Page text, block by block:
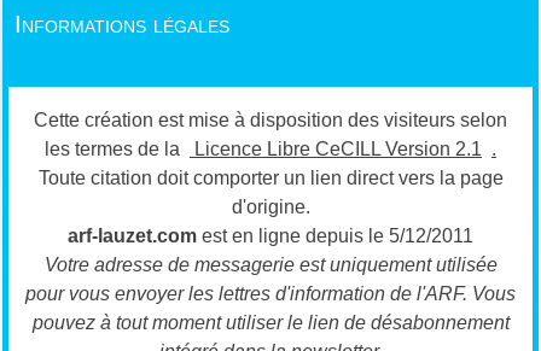
Informations légales
Cette création est mise à disposition des visiteurs selon
les termes de la
Licence Libre CeCILL Version 2.1 .
Toute citation doit comporter un lien direct vers la page
d'origine.
arf-lauzet.com est en ligne depuis le 5/12/2011
Votre adresse de messagerie est uniquement utilisée
pour vous envoyer les lettres d'information de l'ARF. Vous
pouvez à tout moment utiliser le lien de désabonnement